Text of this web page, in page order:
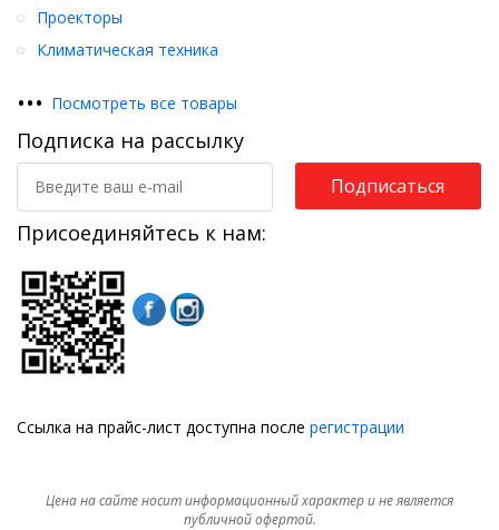
Проекторы
Климатическая техника
••• Посмотреть все товары
Подписка на рассылку
Подписаться
Присоединяйтесь к нам:
Ссылка на прайс-лист доступна после регистрации
Цена на сайте носит информационный характер и не является
публичной офертой.